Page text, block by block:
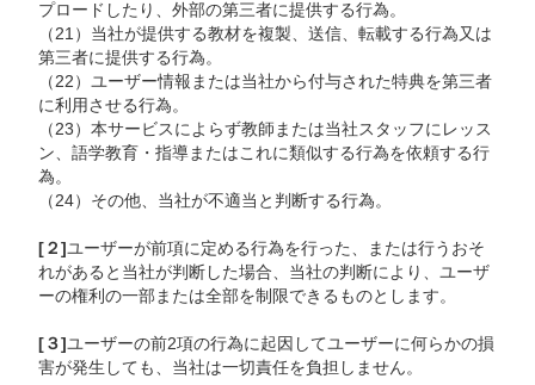
プロードしたり、外部の第三者に提供する行為。
（21）当社が提供する教材を複製、送信、転載する行為又は
第三者に提供する行為。
（22）ユーザー情報または当社から付与された特典を第三者
に利用させる行為。
（23）本サービスによらず教師または当社スタッフにレッス
ン、語学教育・指導またはこれに類似する行為を依頼する行
為。
（24）その他、当社が不適当と判断する行為。
[２]ユーザーが前項に定める行為を行った、または行うおそ
れがあると当社が判断した場合、当社の判断により、ユーザ
ーの権利の一部または全部を制限できるものとします。
[３]ユーザーの前2項の行為に起因してユーザーに何らかの損
害が発生しても、当社は一切責任を負担しません。